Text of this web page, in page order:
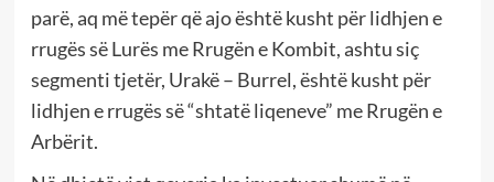
parë, aq më tepër që ajo është kusht për lidhjen e
rrugës së Lurës me Rrugën e Kombit, ashtu siç
segmenti tjetër, Urakë – Burrel, është kusht për
lidhjen e rrugës së “shtatë liqeneve” me Rrugën e
Arbërit.